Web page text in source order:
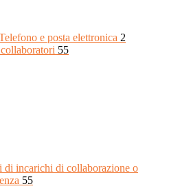
e posta elettronica 2
55
di incarichi di collaborazione o
55